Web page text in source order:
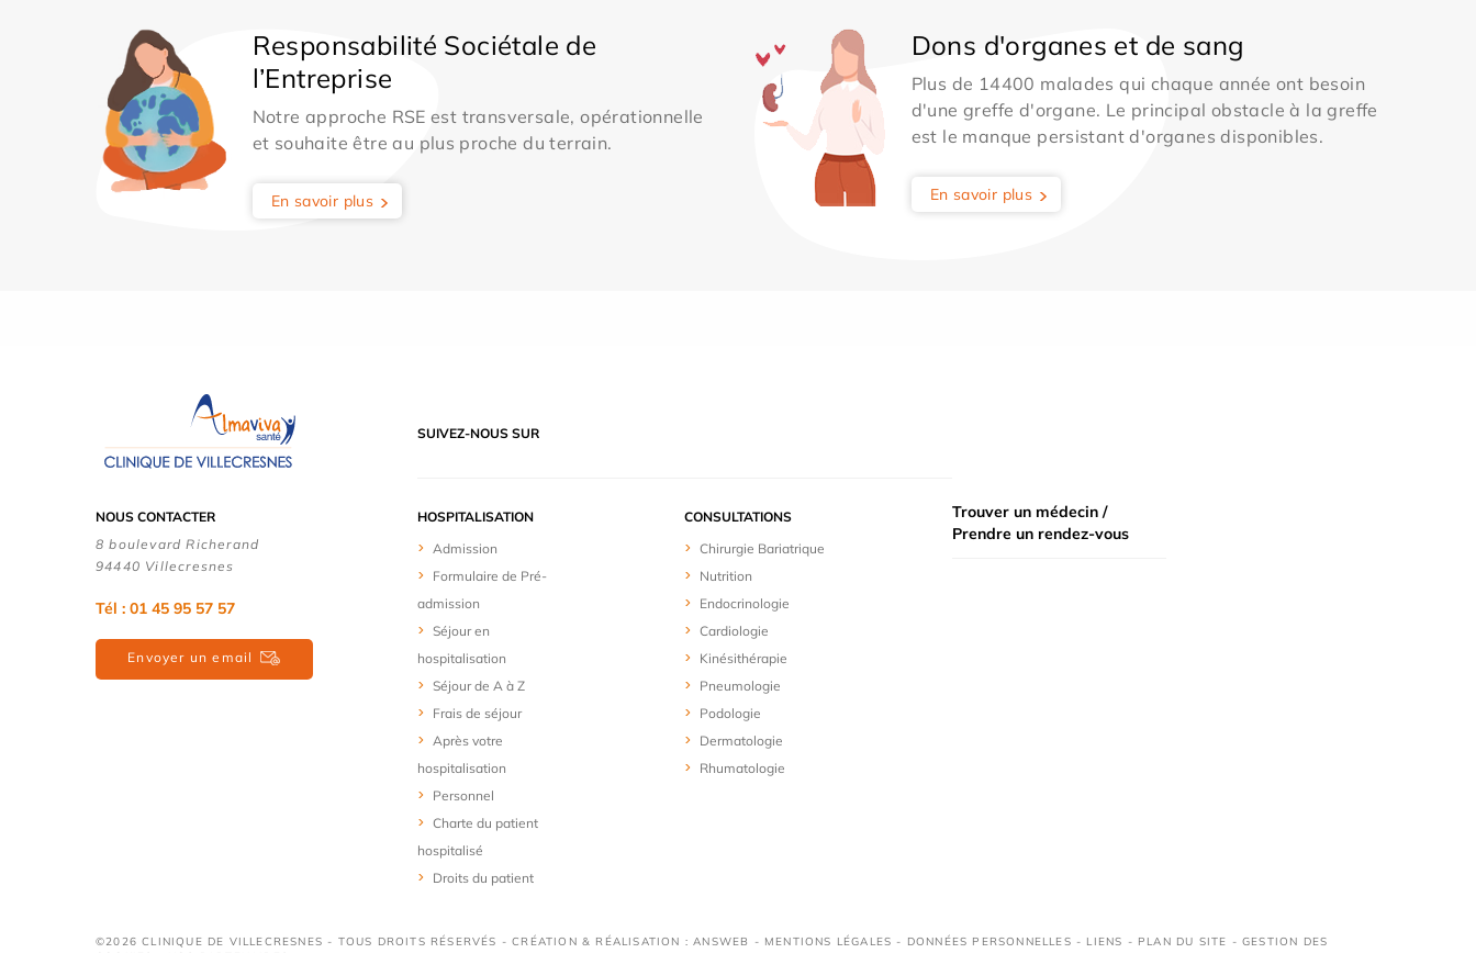
Responsabilité Sociétale de
l’Entreprise
Notre approche RSE est transversale, opérationnelle
et souhaite être au plus proche du terrain.
En savoir plus
Dons d'organes et de sang
Plus de 14400 malades qui chaque année ont besoin
d'une greffe d'organe. Le principal obstacle à la greffe
est le manque persistant d'organes disponibles.
En savoir plus
SUIVEZ-NOUS SUR
NOUS CONTACTER
8 boulevard Richerand
94440 Villecresnes
Tél : 01 45 95 57 57
Envoyer un email
HOSPITALISATION
Admission
Formulaire de Pré-
admission
Séjour en
hospitalisation
Séjour de A à Z
Frais de séjour
Après votre
hospitalisation
Personnel
Charte du patient
hospitalisé
Droits du patient
CONSULTATIONS
Chirurgie Bariatrique
Nutrition
Endocrinologie
Cardiologie
Kinésithérapie
Pneumologie
Podologie
Dermatologie
Rhumatologie
Trouver un médecin /
Prendre un rendez-vous
©2026 CLINIQUE DE VILLECRESNES - TOUS DROITS RÉSERVÉS - CRÉATION & RÉALISATION : ANSWEB - MENTIONS LÉGALES - DONNÉES PERSONNELLES - LIENS - PLAN DU SITE -GESTION DES